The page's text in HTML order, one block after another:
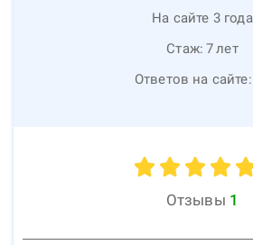
На сайте 3 года
Стаж: 7лет
Ответов на сайте:
Отзывы 1